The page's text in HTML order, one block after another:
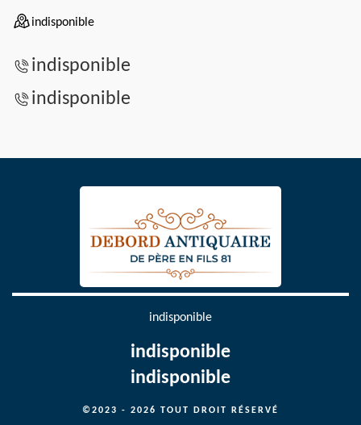
indisponible
indisponible
indisponible
indisponible
indisponible
indisponible
©2023 - 2026 TOUT DROIT RÉSERVÉ